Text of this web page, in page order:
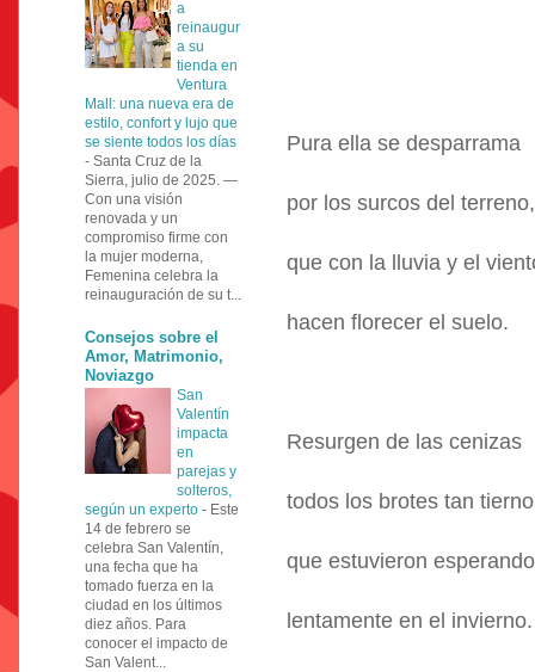
Pura ella se desparrama
por los surcos del terreno,
que con la lluvia y el
hacen florecer el suelo.
Resurgen de las cenizas
todos los brotes tan
que estuvieron esperando
lentamente en el invierno.
a
reinaugur
a su
tienda en
Ventura
Mall: una nueva era de
estilo, confort y lujo que
se siente todos los días
- Santa Cruz de la
Sierra, julio de 2025. —
Con una visión
renovada y un
compromiso firme con
la mujer moderna,
Femenina celebra la
reinauguración de su t...
Consejos sobre el
Amor, Matrimonio,
Noviazgo
San
Valentín
impacta
en
parejas y
solteros,
según un experto - Este
14 de febrero se
celebra San Valentín,
una fecha que ha
tomado fuerza en la
ciudad en los últimos
diez años. Para
conocer el impacto de
San Valent...